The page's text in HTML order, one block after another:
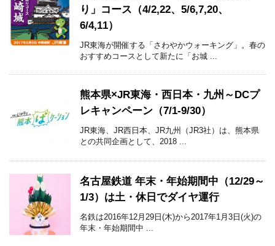
り」コース（4/2,22、5/6,7,20、
6/4,11）
JR東海が開催する「さわやかウォーキング」。春の
おすすめコースとして新たに「お城 ...
熊本県×JR東海・西日本・九州～DCプ
レキャンペーン（7/1-9/30）
JR東海、JR西日本、JR九州（JR3社）は、熊本県
との共同企画として、2018 ...
名古屋鉄道 年末・年始期間中（12/29～
1/3）は土・休日でダイヤ運行
名鉄は2016年12月29日(木)から2017年1月3日(火)の
年末・年始期間中 ...